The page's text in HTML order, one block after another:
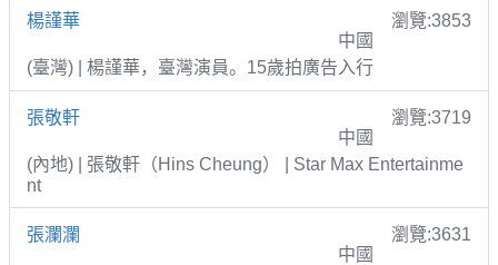
楊謹華
瀏覽:3853
中國
(臺灣) | 楊謹華，臺灣演員。15歲拍廣告入行
張敬軒
瀏覽:3719
中國
(內地) | 張敬軒（Hins Cheung） | Star Max Entertainme
nt
張瀾瀾
瀏覽:3631
中國